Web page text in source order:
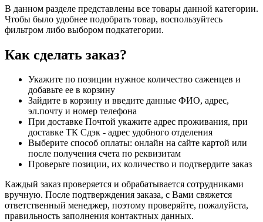
В данном разделе представлены все товары данной категории.
Чтобы было удобнее подобрать товар, воспользуйтесь
фильтром либо выбором подкатегории.
Как сделать заказ?
Укажите по позиции нужное количество саженцев и
добавьте ее в корзину
Зайдите в корзину и введите данные ФИО, адрес,
эл.почту и номер телефона
При доставке Почтой укажите адрес проживания, при
доставке ТК Сдэк - адрес удобного отделения
Выберите способ оплаты: онлайн на сайте картой или
после получения счета по реквизитам
Проверьте позиции, их количество и подтвердите заказ
Каждый заказ проверяется и обрабатывается сотрудниками
вручную. После подтверждения заказа, с Вами свяжется
ответственный менеджер, поэтому проверяйте, пожалуйста,
правильность заполнения контактных данных.